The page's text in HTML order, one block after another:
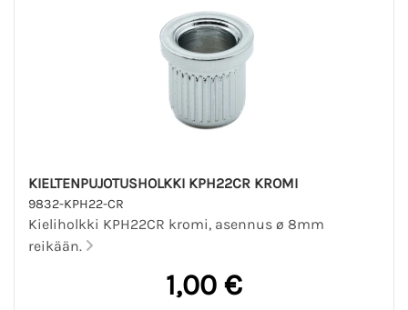
KIELTENPUJOTUSHOLKKI KPH22CR KROMI
9832-KPH22-CR
Kieliholkki KPH22CR kromi, asennus ø 8mm
reikään.
1,00 €